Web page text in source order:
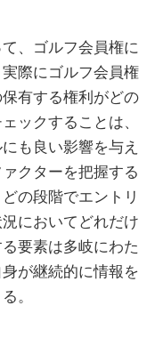
、ゴルフ会員権に
際にゴルフ会員権
有する権利がどの
ックすることは、
も良い影響を与え
クターを把握する
の段階でエントリ
においてどれだけ
要素は多岐にわた
が継続的に情報を
。